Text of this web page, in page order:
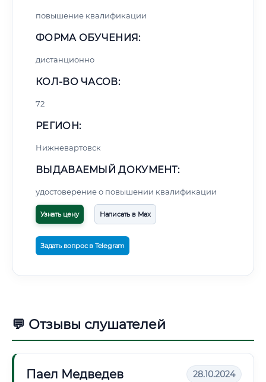
повышение квалификации
ФОРМА ОБУЧЕНИЯ:
дистанционно
КОЛ-ВО ЧАСОВ:
72
РЕГИОН:
Нижневартовск
ВЫДАВАЕМЫЙ ДОКУМЕНТ:
удостоверение о повышении квалификации
Узнать цену Написать в Max
Задать вопрос в Telegram
💬 Отзывы слушателей
Паел Медведев 28.10.2024